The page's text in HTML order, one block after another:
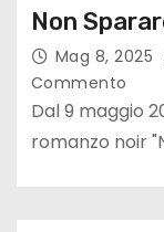
Non
Mag 8, 2025
Commento
Dal 9 maggio
romanzo noir